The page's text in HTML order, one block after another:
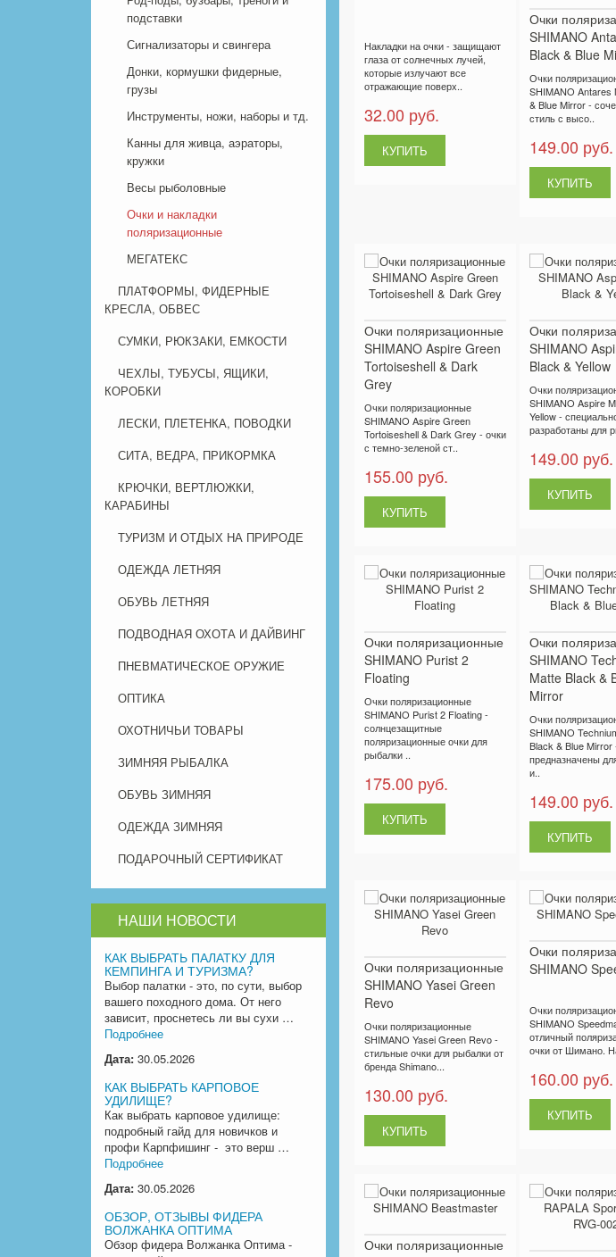
подставки
Сигнализаторы и свингера
Донки, кормушки фидерные,
грузы
Инструменты, ножи, наборы и тд.
Канны для живца, аэраторы,
кружки
Весы рыболовные
Очки и накладки
поляризационные
МЕГАТЕКС
ПЛАТФОРМЫ, ФИДЕРНЫЕ
КРЕСЛА, ОБВЕС
СУМКИ, РЮКЗАКИ, ЕМКОСТИ
ЧЕХЛЫ, ТУБУСЫ, ЯЩИКИ,
КОРОБКИ
ЛЕСКИ, ПЛЕТЕНКА, ПОВОДКИ
СИТА, ВЕДРА, ПРИКОРМКА
КРЮЧКИ, ВЕРТЛЮЖКИ,
КАРАБИНЫ
ТУРИЗМ И ОТДЫХ НА ПРИРОДЕ
ОДЕЖДА ЛЕТНЯЯ
ОБУВЬ ЛЕТНЯЯ
ПОДВОДНАЯ ОХОТА И ДАЙВИНГ
ПНЕВМАТИЧЕСКОЕ ОРУЖИЕ
ОПТИКА
ОХОТНИЧЬИ ТОВАРЫ
ЗИМНЯЯ РЫБАЛКА
ОБУВЬ ЗИМНЯЯ
ОДЕЖДА ЗИМНЯЯ
ПОДАРОЧНЫЙ СЕРТИФИКАТ
НАШИ НОВОСТИ
КАК ВЫБРАТЬ ПАЛАТКУ ДЛЯ
КЕМПИНГА И ТУРИЗМА?
Выбор палатки - это, по сути, выбор
вашего походного дома. От него
зависит, проснетесь ли вы сухи …
Подробнее
Дата: 30.05.2026
КАК ВЫБРАТЬ КАРПОВОЕ
УДИЛИЩЕ?
Как выбрать карповое удилище:
подробный гайд для новичков и
профи Карпфишинг - это верш …
Подробнее
Дата: 30.05.2026
ОБЗОР, ОТЗЫВЫ ФИДЕРА
ВОЛЖАНКА ОПТИМА
Обзор фидера Волжанка Оптима -
Накладки на очки - защищают
глаза от солнечных лучей,
которые излучают все
отражающие поверх..
32.00 руб.
Очки
SHIMANO
Black & Blue
Очки
SHIMANO Antares
& Blue Mirror -
стиль с высо..
149.00 руб.
Очки поляризационные
SHIMANO Aspire Green
Tortoiseshell & Dark
Grey
Очки поляризационные
SHIMANO Aspire Green
Tortoiseshell & Dark Grey - очки
с темно-зеленой ст..
155.00 руб.
Очки
SHIMANO
Black & Yellow
Очки
SHIMANO Aspire
Yellow -
разработаны для
149.00 руб.
Очки поляризационные
SHIMANO Purist 2
Floating
Очки поляризационные
SHIMANO Purist 2 Floating -
солнцезащитные
поляризационные очки для
рыбалки ..
175.00 руб.
Очки
SHIMANO
Matte Black &
Mirror
Очки
SHIMANO
Black & Blue Mirror
предназначены
и..
149.00 руб.
Очки поляризационные
SHIMANO Yasei Green
Revo
Очки поляризационные
SHIMANO Yasei Green Revo -
стильные очки для рыбалки от
бренда Shimano...
130.00 руб.
Очки
SHIMANO
Очки
SHIMANO
отличный
очки от Шимано.
160.00 руб.
Очки поляризационные